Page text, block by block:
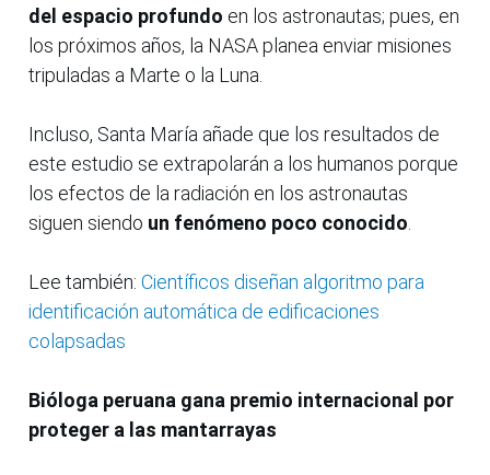
del espacio profundo en los astronautas; pues, en
los próximos años, la NASA planea enviar misiones
tripuladas a Marte o la Luna.
Incluso, Santa María añade que los resultados de
este estudio se extrapolarán a los humanos porque
los efectos de la radiación en los astronautas
siguen siendo un fenómeno poco conocido.
Lee también: Científicos diseñan algoritmo para
identificación automática de edificaciones
colapsadas
Bióloga peruana gana premio internacional por
proteger a las mantarrayas